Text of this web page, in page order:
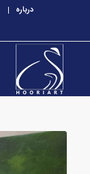
درباره